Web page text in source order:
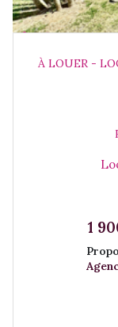
À LOUER -
1